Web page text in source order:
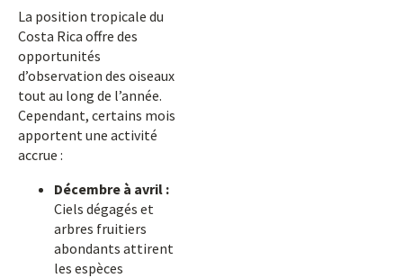
La position tropicale du
Costa Rica offre des
opportunités
d’observation des oiseaux
tout au long de l’année.
Cependant, certains mois
apportent une activité
accrue :
Décembre à avril :
Ciels dégagés et
arbres fruitiers
abondants attirent
les espèces